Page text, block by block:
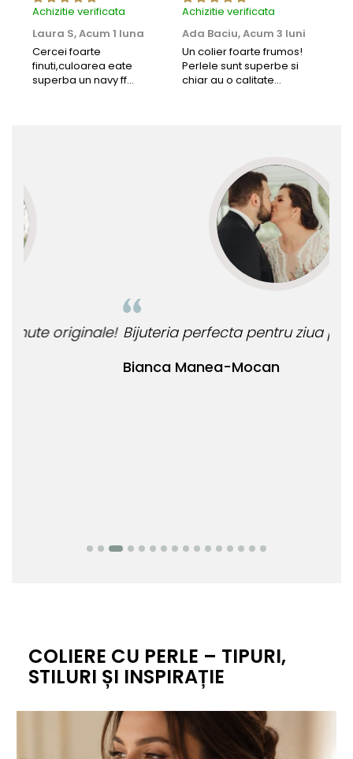
Achizitie verificata
Laura S,Acum 1 luna
Cercei foarte
finuti,culoarea eate
superba un navy ff
Achizitie verificata
Ada Baciu,Acum 3 luni
Un colier foarte frumos!
Perlele sunt superbe si
chiar au o calitate
Bianca Manea-Mocan
Bijuteria perfecta pentru ziua perfecta!
COLIERE CU PERLE – TIPURI,
STILURI ȘI INSPIRAȚIE